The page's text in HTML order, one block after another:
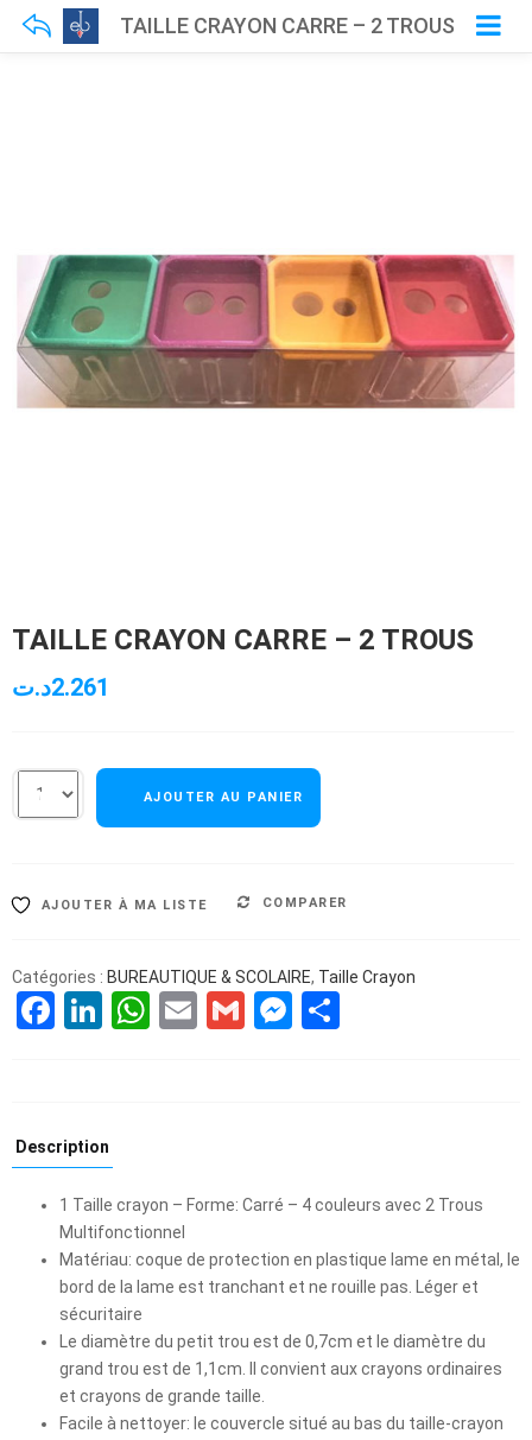
TAILLE CRAYON CARRE – 2 TROUS
TAILLE CRAYON CARRE – 2 TROUS
2.261د.ت
AJOUTER AU PANIER
AJOUTER À MA LISTE COMPARER
Catégories : BUREAUTIQUE & SCOLAIRE, Taille Crayon
Facebook
LinkedIn
WhatsApp
EmailGmailMessenger
Description
1 Taille crayon – Forme: Carré – 4 couleurs avec 2 Trous
Multifonctionnel
Matériau: coque de protection en plastique lame en métal, le
bord de la lame est tranchant et ne rouille pas. Léger et
sécuritaire
Le diamètre du petit trou est de 0,7cm et le diamètre du
grand trou est de 1,1cm. Il convient aux crayons ordinaires
et crayons de grande taille.
Facile à nettoyer: le couvercle situé au bas du taille-crayon